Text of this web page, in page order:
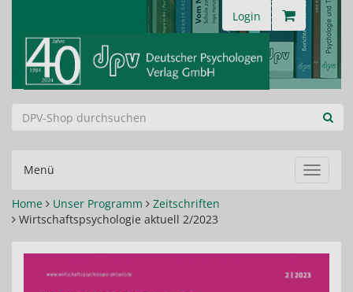
Login
Menü
ein-/
Home
Unser Programm
Zeitschriften
Wirtschaftspsychologie aktuell 2/2023